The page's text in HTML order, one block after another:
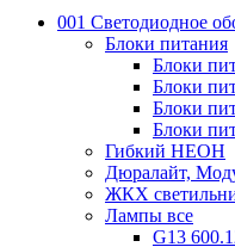
001 Светодиодное
Блоки питания
Блоки
Блоки
Блоки
Блоки
Гибкий НЕОН
Дюралайт,
ЖКХ
Лампы все
G13